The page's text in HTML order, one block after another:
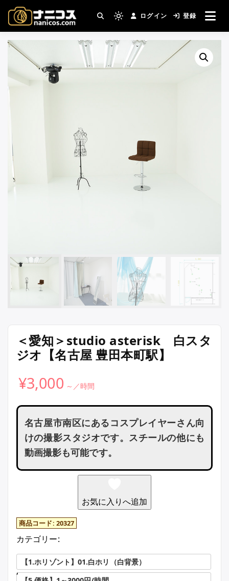
テ
ン
nanicos－コスプレイヤ
ーさんとカメラマンさん
撮影場所・スタジオがすぐ見つかる。コスプ
レ撮影主催者の強い味方！
Light
mode
(click
switch
ログイン 登録
＜愛知＞studio asterisk 白スタ
ジオ【名古屋 豊田本町駅】
¥3,000
名古屋市南区にあるコスプレイヤーさん向
けの撮影スタジオです。スチールの他にも
動画撮影も可能です。
お気に入りへ追加
商品コード: 20327
カテゴリー:
【1.ホリゾント】01.白ホリ（白背景）
,